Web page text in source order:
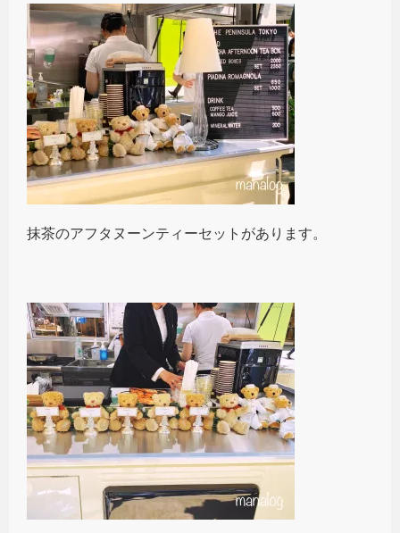
抹茶のアフタヌーンティーセットがあります。